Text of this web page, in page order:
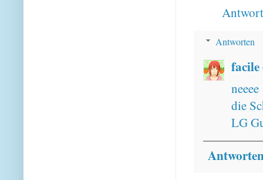
Antworten
facile
die
LG